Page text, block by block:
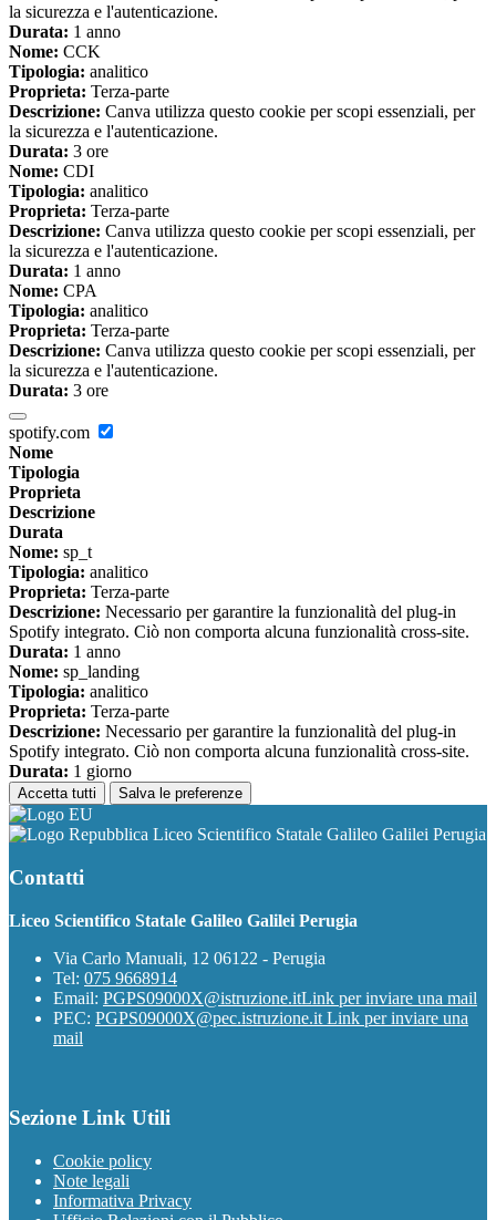
la sicurezza e l'autenticazione.
Durata: 1 anno
Nome: CCK
Tipologia: analitico
Proprieta: Terza-parte
Descrizione: Canva utilizza questo cookie per scopi essenziali, per
la sicurezza e l'autenticazione.
Durata: 3 ore
Nome: CDI
Tipologia: analitico
Proprieta: Terza-parte
Descrizione: Canva utilizza questo cookie per scopi essenziali, per
la sicurezza e l'autenticazione.
Durata: 1 anno
Nome: CPA
Tipologia: analitico
Proprieta: Terza-parte
Descrizione: Canva utilizza questo cookie per scopi essenziali, per
la sicurezza e l'autenticazione.
Durata: 3 ore
spotify.com
Nome
Tipologia
Proprieta
Descrizione
Durata
Nome: sp_t
Tipologia: analitico
Proprieta: Terza-parte
Descrizione: Necessario per garantire la funzionalità del plug-in
Spotify integrato. Ciò non comporta alcuna funzionalità cross-site.
Durata: 1 anno
Nome: sp_landing
Tipologia: analitico
Proprieta: Terza-parte
Descrizione: Necessario per garantire la funzionalità del plug-in
Spotify integrato. Ciò non comporta alcuna funzionalità cross-site.
Durata: 1 giorno
Accetta tutti Salva le preferenze
Liceo Scientifico Statale Galileo Galilei Perugia
Contatti
Liceo Scientifico Statale Galileo Galilei Perugia
Via Carlo Manuali, 12 06122 - Perugia
Tel: 075 9668914
Email: PGPS09000X@istruzione.itLink per inviare una mail
PEC: PGPS09000X@pec.istruzione.it Link per inviare una
mail
Sezione Link Utili
Cookie policy
Note legali
Informativa Privacy